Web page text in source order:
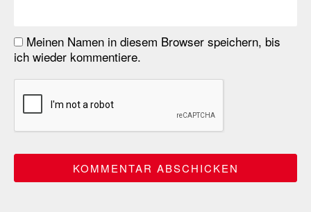
Meinen Namen in diesem Browser speichern, bis
ich wieder kommentiere.